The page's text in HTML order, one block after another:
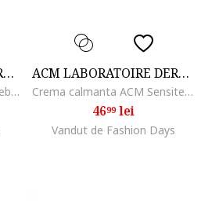
ACM LABORATOIRE DERMATOLOGIQUE
ACM Novophane Sampon Sebo-regulator, 200 ml
ACM LABORATOIRE DERMATOLOGIQUE
Crema calmanta ACM Sensitelial pentru piele sensibila, 40 ml
4699lei
Vandut de Fashion Days